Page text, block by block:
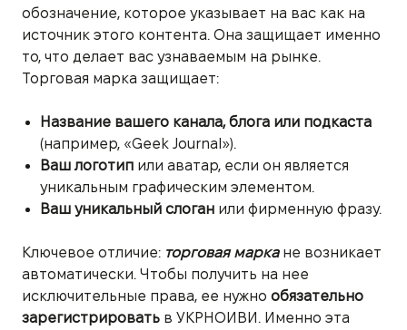
обозначение, которое указывает на вас как на
источник этого контента. Она защищает именно
то, что делает вас узнаваемым на рынке.
Торговая марка защищает:
Название вашего канала, блога или подкаста
(например, «Geek Journal»).
Ваш логотип или аватар, если он является
уникальным графическим элементом.
Ваш уникальный слоган или фирменную фразу.
Ключевое отличие: торговая маркане возникает
автоматически. Чтобы получить на нее
исключительные права, ее нужно обязательно
зарегистрировать в УКРНОИВИ. Именно эта